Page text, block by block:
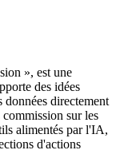
», est une
des idées
données directement
sur les
alimentés par l'IA,
d'actions